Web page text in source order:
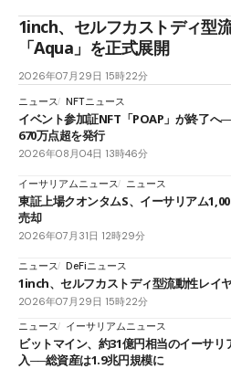
1inch、セルフカストディ型
「Aqua」を正式展開
2026年07月29日 15時22分
ニュース NFTニュース
イベント参加証NFT「POAP」が終了へ
670万点超を発行
2026年08月04日 13時46分
イーサリアムニュース ニュース
東証上場クオンタムS、イーサリアム
売却
2026年07月31日 12時29分
ニュース DeFiニュース
1inch、セルフカストディ型流動性レイ
2026年07月29日 15時22分
ニュース
イーサリアムニュース
ビットマイン、約31億円相当のイーサリ
入──総資産は1.9兆円規模に